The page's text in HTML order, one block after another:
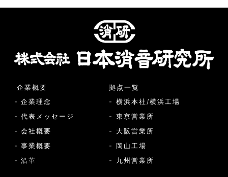
企業概要
- 企業理念
- 代表メッセージ
- 会社概要
- 事業概要
- 沿革
拠点一覧
- 横浜本社/横浜工場
- 東京営業所
- 大阪営業所
- 岡山工場
- 九州営業所